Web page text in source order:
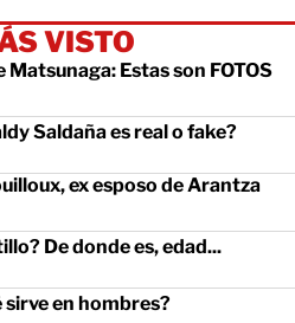
VISTO
Matsunaga: Estas son FOTOS
Saldaña es real o fake?
ex esposo de Arantza
De donde es, edad...
sirve en hombres?